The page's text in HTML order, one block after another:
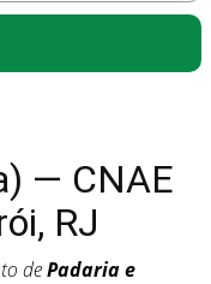
— CNAE
RJ
dePadaria e